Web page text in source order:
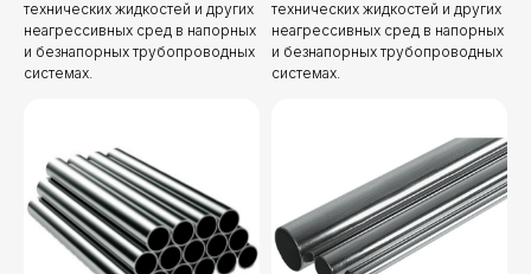
технических жидкостей и других
неагрессивных сред в напорных
и безнапорных трубопроводных
системах.
технических жидкостей и других
неагрессивных сред в напорных
и безнапорных трубопроводных
системах.